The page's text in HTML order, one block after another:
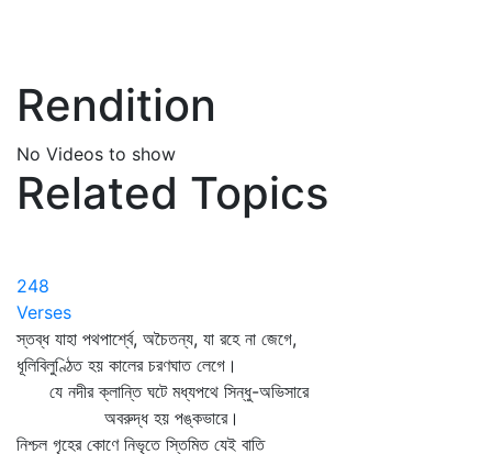
Rendition
No Videos to show
Related Topics
248
Verses
স্তব্ধ যাহা পথপার্শ্বে, অচৈতন্য, যা রহে না জেগে,
ধূলিবিলুণ্ঠিত হয় কালের চরণঘাত লেগে।
যে নদীর ক্লান্তি ঘটে মধ্যপথে সিন্ধু-অভিসারে
অবরুদ্ধ হয় পঙ্কভারে।
নিশ্চল গৃহের কোণে নিভৃতে স্তিমিত যেই বাতি